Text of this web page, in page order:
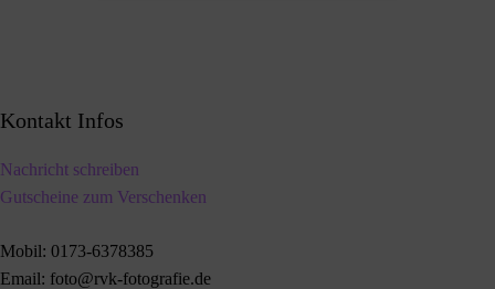
Kontakt Infos
Nachricht schreiben
Gutscheine zum Verschenken
Mobil: 0173-6378385
Email: foto@rvk-fotografie.de